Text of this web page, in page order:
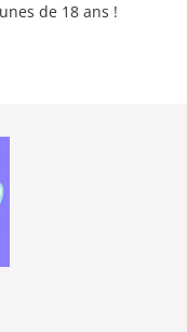
de 18 ans !